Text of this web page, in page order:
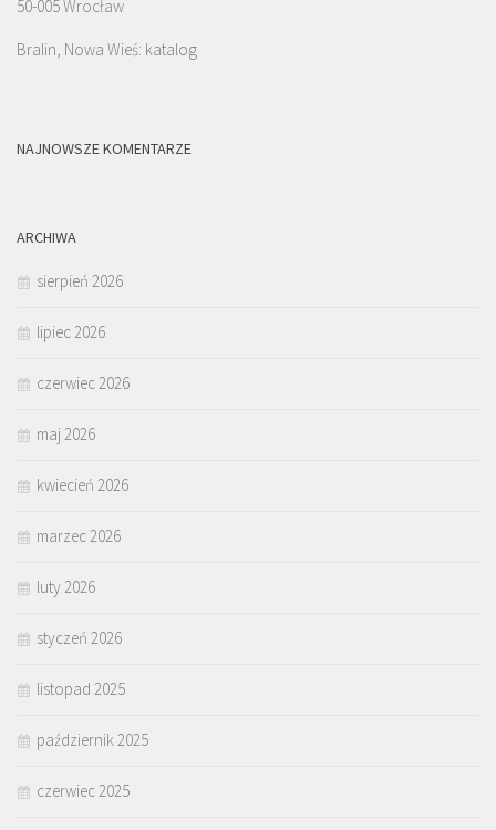
50-005 Wrocław
Bralin, Nowa Wieś: katalog
NAJNOWSZE KOMENTARZE
ARCHIWA
sierpień 2026
lipiec 2026
czerwiec 2026
maj 2026
kwiecień 2026
marzec 2026
luty 2026
styczeń 2026
listopad 2025
październik 2025
czerwiec 2025